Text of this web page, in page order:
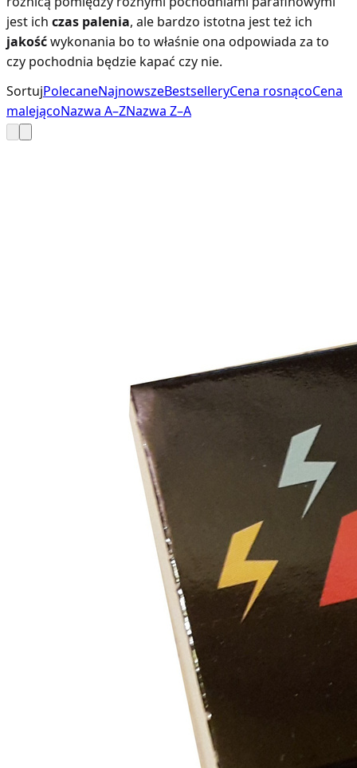
jest ich czas palenia, ale bardzo istotna jest też ich
jakośćwykonania bo to właśnie ona odpowiada za to
czy pochodnia będzie kapać czy nie.
SortujPolecaneNajnowszeBestselleryCena rosnącoCena
malejącoNazwa A–ZNazwa Z–A